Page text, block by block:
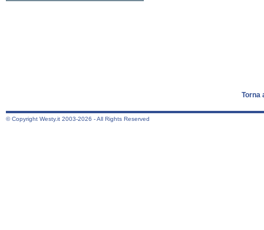
Torna
© Copyright Westy.it 2003-2026 - All Rights Reserved